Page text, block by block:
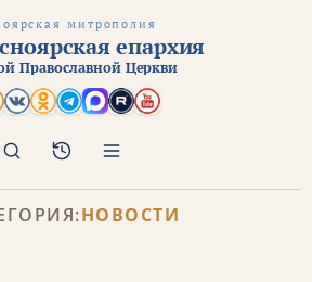
митрополия
епархия
Православной Церкви
Архив
Поиск
НОВОСТИ